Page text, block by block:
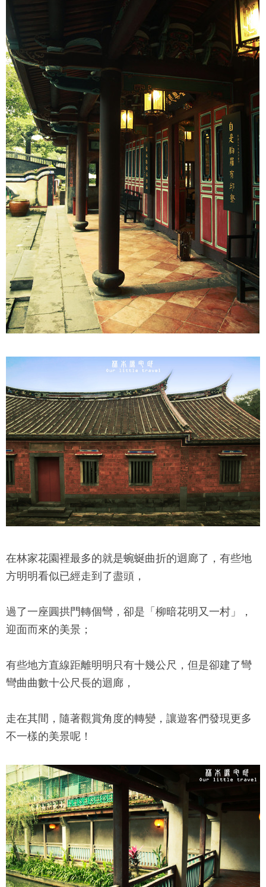
在林家花園裡最多的就是蜿蜒曲折的迴廊了，有些地
方明明看似已經走到了盡頭，
過了一座圓拱門轉個彎，卻是「柳暗花明又一村」，
迎面而來的美景；
有些地方直線距離明明只有十幾公尺，但是卻建了彎
彎曲曲數十公尺長的迴廊，
走在其間，隨著觀賞角度的轉變，讓遊客們發現更多
不一樣的美景呢！